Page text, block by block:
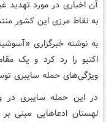
آن اخباری در مورد تهدید
به نقاط مرزی این کشور
به نوشته خبرگزاری
اکتیو را رد کرد و یک
ویژگی‌های حمله سایبری
در این حمله سایبری در
لهستان ادعاهایی مبنی